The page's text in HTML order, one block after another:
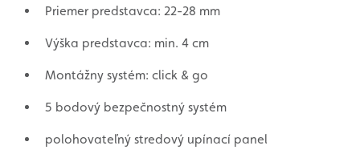
Priemer predstavca: 22-28 mm
Výška predstavca: min. 4 cm
Montážny systém: click & go
5 bodový bezpečnostný systém
polohovateľný stredový upínací panel